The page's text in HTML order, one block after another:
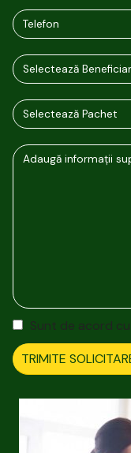
Sunt de acord